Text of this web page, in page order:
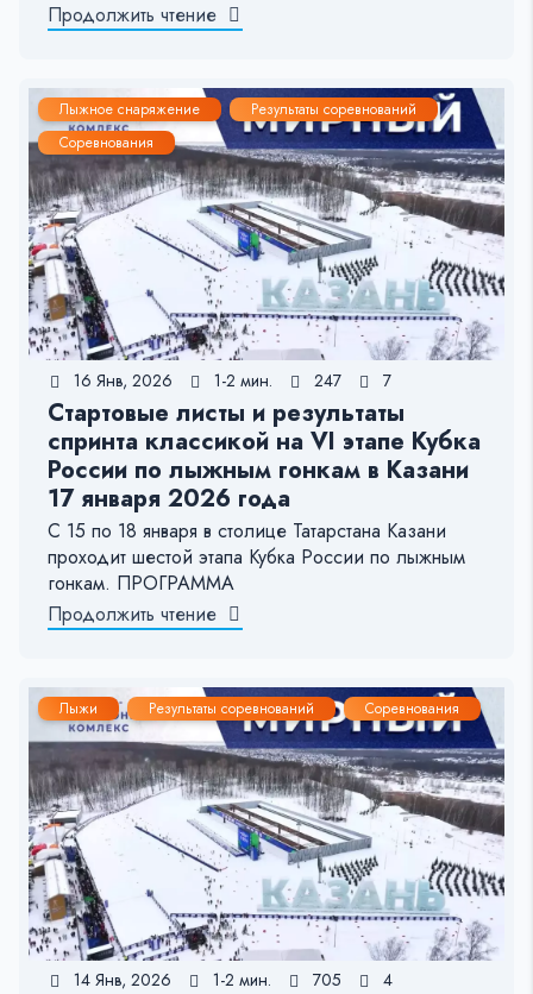
Продолжить чтение
Лыжное снаряжение
Результаты соревнований
Соревнования
16 Янв, 2026 1-2 мин. 247 7
Стартовые листы и результаты
спринта классикой на VI этапе Кубка
России по лыжным гонкам в Казани
17 января 2026 года
С 15 по 18 января в столице Татарстана Казани
проходит шестой этапа Кубка России по лыжным
гонкам. ПРОГРАММА
Продолжить чтение
Лыжи Результаты соревнований Соревнования
14 Янв, 2026 1-2 мин. 705 4